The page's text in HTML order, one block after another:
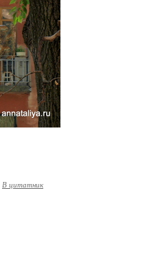
В цитатник